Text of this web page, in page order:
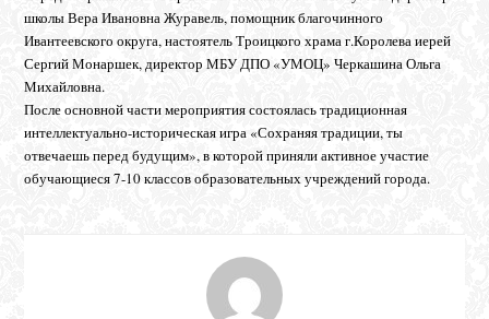
школы Вера Ивановна Журавель, помощник благочинного
Ивантеевского округа, настоятель Троицкого храма г.Королева иерей
Сергий Монаршек, директор МБУ ДПО «УМОЦ» Черкашина Ольга
Михайловна.
После основной части мероприятия состоялась традиционная
интеллектуально-историческая игра «Сохраняя традиции, ты
отвечаешь перед будущим», в которой приняли активное участие
обучающиеся 7-10 классов образовательных учреждений города.